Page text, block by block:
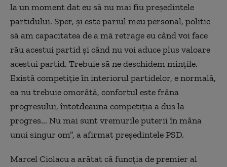
la un moment dat eu să nu mai fiu preşedintele
partidului. Sper, şi este pariul meu personal, politic
să am capacitatea de a mă retrage eu când voi face
rău acestui partid şi când nu voi aduce plus valoare
acestui partid. Trebuie să ne deschidem minţile.
Există competiţie în interiorul partidelor, e normală,
ea nu trebuie omorâtă, confortul este frâna
progresului, întotdeauna competiţia a dus la
progres... Nu mai sunt vremurile puterii în mâna
unui singur om”, a afirmat preşedintele PSD.
Marcel Ciolacu a arătat că funcţia de premier al